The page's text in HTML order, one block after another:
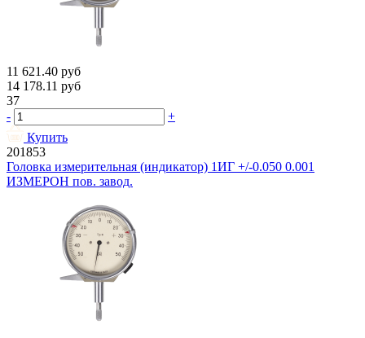
11 621.40 руб
14 178.11 руб
37
-
+
Купить
201853
Головка измерительная (индикатор) 1ИГ +/-0.050 0.001
ИЗМЕРОН пов. завод.